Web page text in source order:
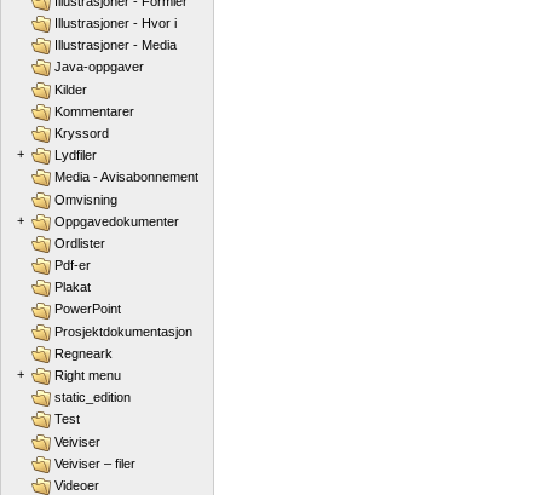
Illustrasjoner - Hvor i
Illustrasjoner - Media
Java-oppgaver
Kilder
Kommentarer
Kryssord
+
Lydfiler
Media - Avisabonnement
Omvisning
+
Oppgavedokumenter
Ordlister
Pdf-er
Plakat
PowerPoint
Prosjektdokumentasjon
Regneark
+
Right menu
static_edition
Test
Veiviser
Veiviser – filer
Videoer